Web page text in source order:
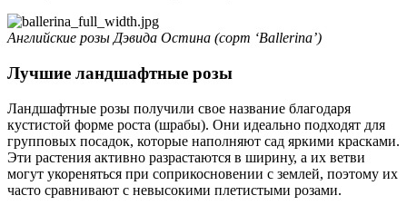
Английские розы Дэвида Остина (сорт ‘Ballerina’)
Лучшие ландшафтные розы
Ландшафтные розы получили свое название благодаря
кустистой форме роста (шрабы). Они идеально подходят для
групповых посадок, которые наполняют сад яркими красками.
Эти растения активно разрастаются в ширину, а их ветви
могут укореняться при соприкосновении с землей, поэтому их
часто сравнивают с невысокими плетистыми розами.